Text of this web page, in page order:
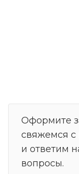
Оформите
свяжемся
и ответим
вопросы.